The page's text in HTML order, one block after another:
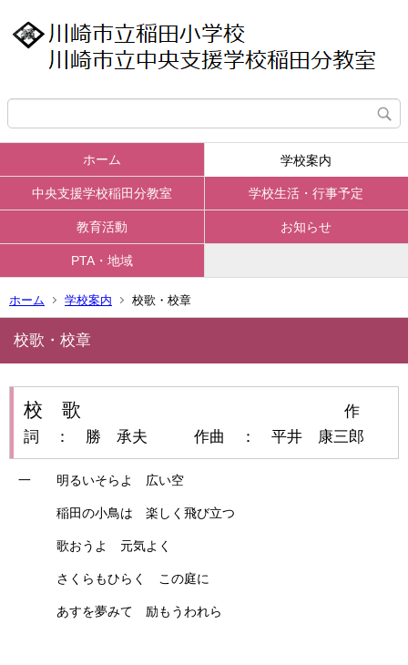
ホーム 学校案内
中央支援学校稲田分教室 学校生活・行事予定
教育活動 お知らせ
PTA・地域
ホーム 学校案内 校歌・校章
校歌・校章
校 歌 作
詞 ： 勝 承夫 作曲 ： 平井 康三郎
一 明るいそらよ 広い空
稲田の小鳥は 楽しく飛び立つ
歌おうよ 元気よく
さくらもひらく この庭に
あすを夢みて 励もうわれら